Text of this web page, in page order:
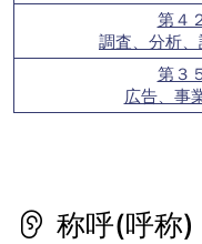
第４
調査、分析
第３
広告、事
称呼(呼称